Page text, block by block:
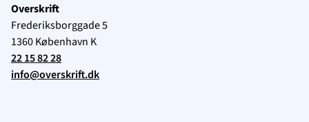
Overskrift
Frederiksborggade 5
1360København K
22 15 82 28
info@overskrift.dk